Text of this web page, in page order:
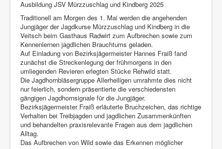
Ausbildung JSV Mürzzuschlag und Kindberg 2025
Traditionell am Morgen des 1. Mai werden die angehenden
Jungjäger der Jagdkurse Mürzzuschlag und Kindberg in die
Veitsch beim Gasthaus Radwirt zum Aufbrechen sowie zum
Kennenlernen jagdlichen Brauchtums geladen.
Auf Einladung von Bezirksjägermeister Hannes Fraiß fand
zunächst die Streckenlegung der frühmorgens in den
umliegenden Revieren erlegten Stücke Rehwild statt.
Die Jagdhornbläsergruppe Allerheiligen umrahmte dies nicht
nur feierlich, sondern präsentierte die verschiedensten
gängigen Jagdhornsignale für die Jungjäger.
Bezirksjägermeister Fraiß erläuterte Bruchzeichen, das richtige
Verhalten bei Treibjagden und jagdlichen Zusammenkünften
und behandelten praxisrelevante Fragen aus dem jagdlichen
Alltag.
Das Aufbrechen von Wild sowie das Erkennen möglicher